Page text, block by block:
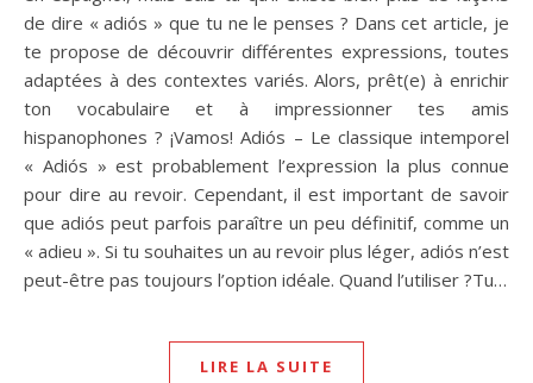
de dire « adiós » que tu ne le penses ? Dans cet article, je
te propose de découvrir différentes expressions, toutes
adaptées à des contextes variés. Alors, prêt(e) à enrichir
ton vocabulaire et à impressionner tes amis
hispanophones ? ¡Vamos! Adiós – Le classique intemporel
« Adiós » est probablement l’expression la plus connue
pour dire au revoir. Cependant, il est important de savoir
que adiós peut parfois paraître un peu définitif, comme un
« adieu ». Si tu souhaites un au revoir plus léger, adiós n’est
peut-être pas toujours l’option idéale. Quand l’utiliser ?Tu…
LIRE LA SUITE